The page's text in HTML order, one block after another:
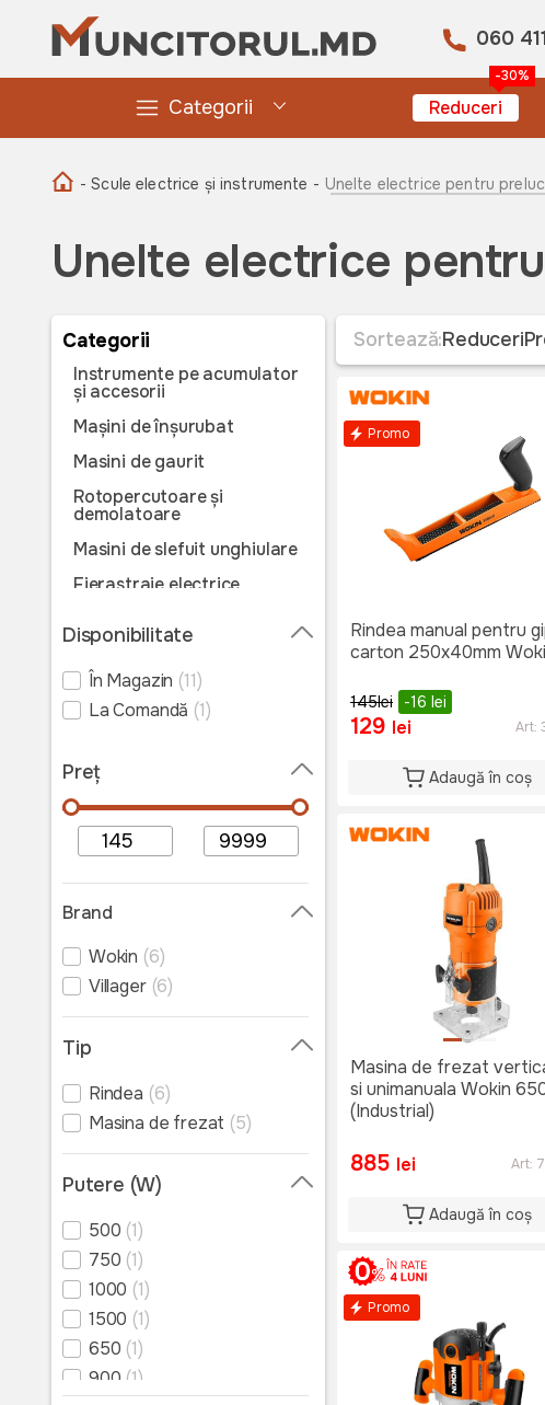
060
Categorii
-30%
Reduceri
- Scule electrice și instrumente - Unelte electrice pentru
Unelte electrice
Categorii
Instrumente pe acumulator
și accesorii
Mașini de înșurubat
Masini de gaurit
Rotopercutoare și
demolatoare
Masini de slefuit unghiulare
Fierastraie electrice
circulare/stationare
Polizoare electrice
Suflante de aer cald
prelucrarea lemnului
Multifunctionale
Pistoale de vopsit
Vibratoare beton
Genti pentru instrumente
Burghii și carote
Foi si banda pentru slefuit
Piese de schimb pentru
Instrumente manuale
Disponibilitate
În Magazin (11)
La Comandă (1)
Preț
Brand
Wokin (6)
Villager (6)
Tip
Rindea (6)
Masina de frezat (5)
Putere (W)
500 (1)
750 (1)
1000 (1)
1500 (1)
650 (1)
900 (1)
Sortează:Reduceri
Promo
Rindea manual pentru
carton 250x40mm
145lei -16 lei
129 lei Art:
Adaugă în coș
Masina de frezat
si unimanuala Wokin
(Industrial)
885 lei Art:
Adaugă în coș
Promo